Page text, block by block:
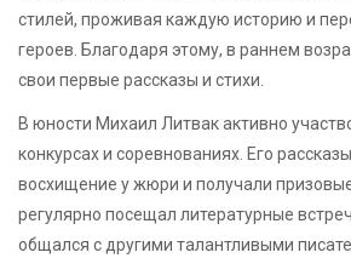
стилей, проживая каждую историю и
героев. Благодаря этому, в раннем
свои первые рассказы и стихи.
В юности Михаил Литвак активно
конкурсах и соревнованиях. Его
восхищение у жюри и получали
регулярно посещал литературные
общался с другими талантливыми